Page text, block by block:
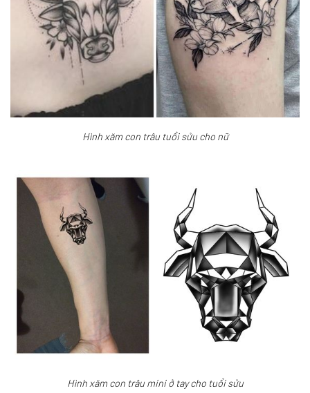
Hình xăm con trâu tuổi sửu cho nữ
Hình xăm con trâu mini ở tay cho tuổi sửu